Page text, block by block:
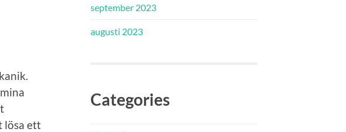
lösa ett
september 2023
augusti 2023
Categories